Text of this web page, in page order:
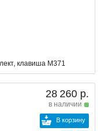
клавиша M371
28 260 р.
в наличии
В корзину